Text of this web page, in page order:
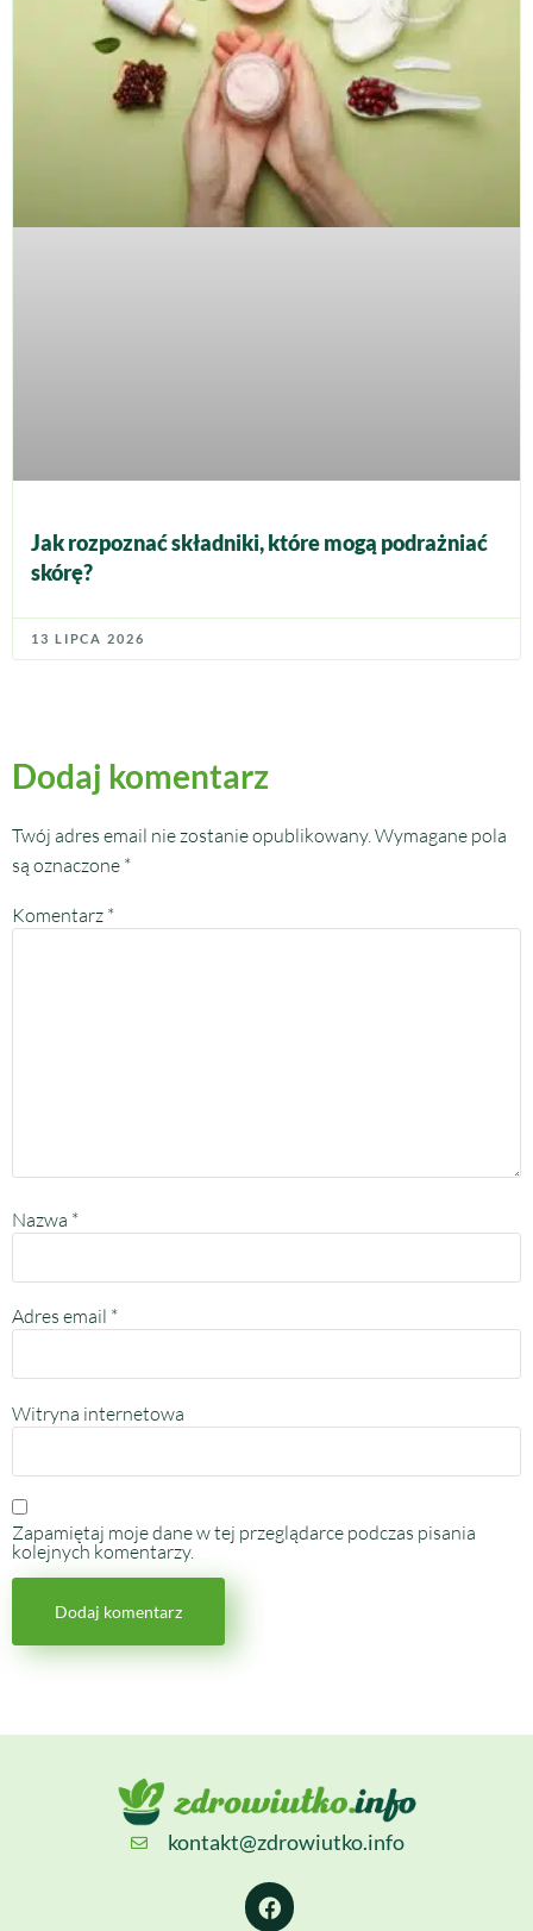
Jak rozpoznać składniki, które mogą podrażniać
skórę?
13 LIPCA 2026
Dodaj komentarz
Twój adres email nie zostanie opublikowany.Wymagane pola
są oznaczone *
Komentarz *
Nazwa *
Adres email *
Witryna internetowa
Zapamiętaj moje dane w tej przeglądarce podczas pisania
kolejnych komentarzy.
kontakt@zdrowiutko.info